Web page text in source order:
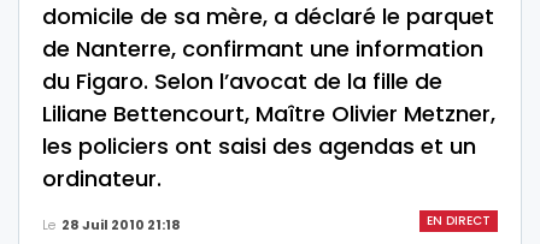
domicile de sa mère, a déclaré le parquet
de Nanterre, confirmant une information
du Figaro. Selon l’avocat de la fille de
Liliane Bettencourt, Maître Olivier Metzner,
les policiers ont saisi des agendas et un
ordinateur.
EN DIRECT
Le 28 Juil 2010 21:18